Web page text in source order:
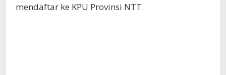
mendaftar ke KPU Provinsi NTT.